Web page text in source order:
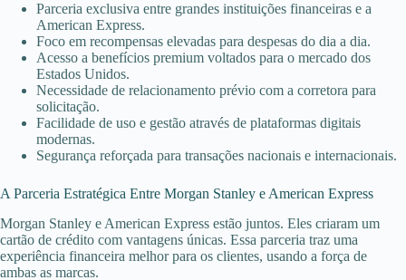
Parceria exclusiva entre grandes instituições financeiras e a
American Express.
Foco em recompensas elevadas para despesas do dia a dia.
Acesso a benefícios premium voltados para o mercado dos
Estados Unidos.
Necessidade de relacionamento prévio com a corretora para
solicitação.
Facilidade de uso e gestão através de plataformas digitais
modernas.
Segurança reforçada para transações nacionais e internacionais.
A Parceria Estratégica Entre Morgan Stanley e American Express
Morgan Stanley e American Express estão juntos. Eles criaram um
cartão de crédito com vantagens únicas. Essa parceria traz uma
experiência financeira melhor para os clientes, usando a força de
ambas as marcas.